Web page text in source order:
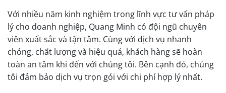
Với nhiều năm kinh nghiệm trong lĩnh vực tư vấn pháp
lý cho doanh nghiệp, Quang Minh có đội ngũ chuyên
viên xuất sắc và tận tâm. Cùng với dịch vụ nhanh
chóng, chất lượng và hiệu quả, khách hàng sẽ hoàn
toàn an tâm khi đến với chúng tôi. Bên cạnh đó, chúng
tôi đảm bảo dịch vụ trọn gói với chi phí hợp lý nhất.